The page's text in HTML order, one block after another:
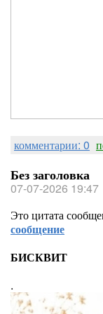
комментарии: 0
Без заголовка
07-07-2026 19:47
Это цитата
сообщение
БИСКВИТ
.